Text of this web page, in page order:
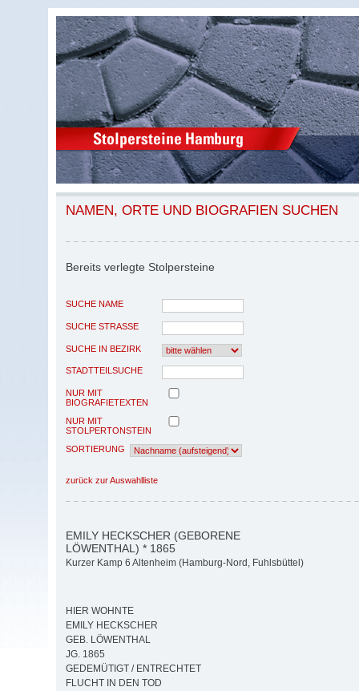
NAMEN, ORTE UND BIOGRAFIEN SUCHEN
Bereits verlegte Stolpersteine
SUCHE NAME
SUCHE STRASSE
SUCHE IN BEZIRK
STADTTEILSUCHE
NUR MIT
BIOGRAFIETEXTEN
NUR MIT
STOLPERTONSTEIN
SORTIERUNG
zurück zur Auswahlliste
EMILY HECKSCHER (GEBORENE
LÖWENTHAL) * 1865
Kurzer Kamp 6 Altenheim (Hamburg-Nord, Fuhlsbüttel)
HIER WOHNTE
EMILY HECKSCHER
GEB. LÖWENTHAL
JG. 1865
GEDEMÜTIGT / ENTRECHTET
FLUCHT IN DEN TOD